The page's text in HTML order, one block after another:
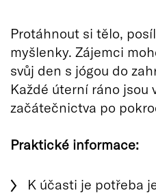
Protáhnout si tělo,
myšlenky. Zájemci
svůj den s jógou do
Každé úterní ráno jsou
začátečnictva po
Praktické informace:
K účasti je potřeba